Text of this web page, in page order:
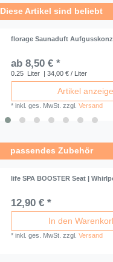
Diese Artikel sind beliebt
florage Saunaduft
ab 8,50 € *
0.25 Liter | 34,00 € / Liter
Artikel
*inkl. ges. MwSt. zzgl.Versand
passendes Zubehör
life SPA BOOSTER Seat |
12,90 € *
In den
*inkl. ges. MwSt. zzgl.Versand